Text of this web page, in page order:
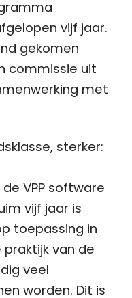
vijf jaar.
gekomen
commissie uit
met
sterker:
VPP software
vijf jaar is
toepassing in
praktijk van de
veel
worden. Dit is